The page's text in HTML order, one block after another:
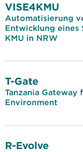
VISE4KMU
Automatisierung
Entwicklung eines
KMU in NRW
T-Gate
Tanzania Gateway
Environment
R-Evolve